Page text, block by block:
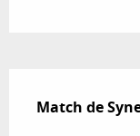
Match de